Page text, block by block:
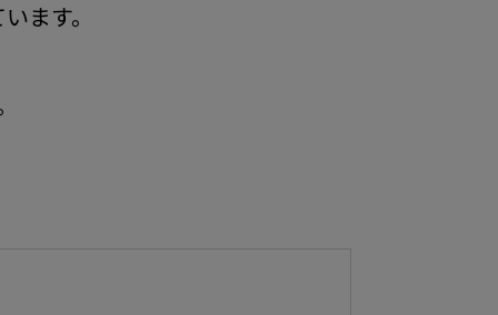
ます。